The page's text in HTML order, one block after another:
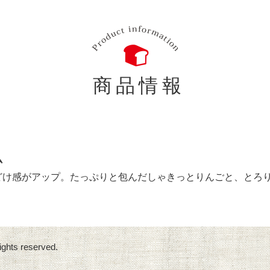
商品情報
感がアップ。たっぷりと包んだしゃきっとりんごと、とろ
reserved.